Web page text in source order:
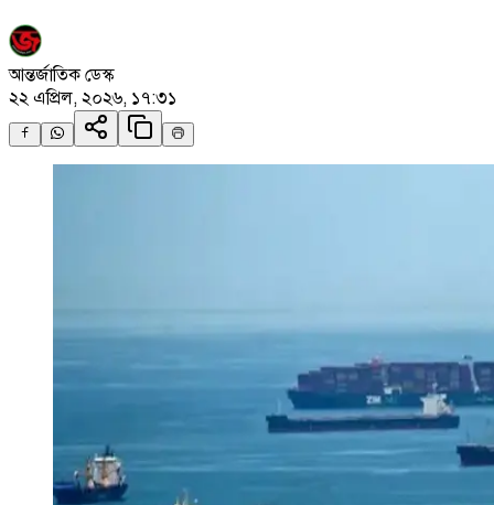
আন্তর্জাতিক ডেস্ক
২২ এপ্রিল, ২০২৬, ১৭:৩১